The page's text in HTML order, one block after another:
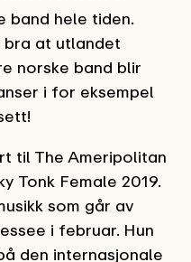
band hele tiden.
bra at utlandet
norske band blir
i for eksempel
til The Ameripolitan
Tonk Female 2019.
som går av
i februar. Hun
den internasjonale